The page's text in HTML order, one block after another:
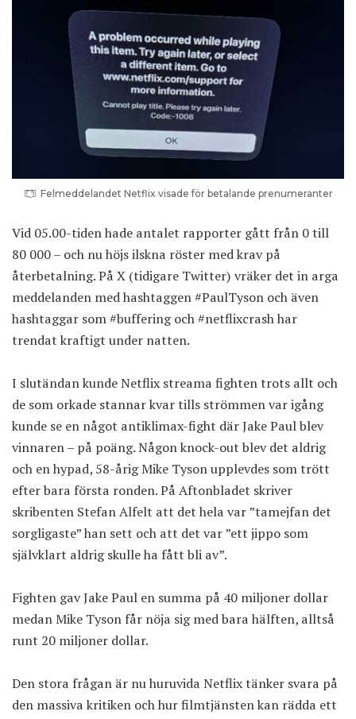
Felmeddelandet Netflix visade för betalande prenumeranter
Vid 05.00-tiden hade antalet rapporter gått från 0 till
80 000 – och nu höjs ilskna röster med krav på
återbetalning. På X (tidigare Twitter) vräker det in arga
meddelanden med hashtaggen #PaulTyson och även
hashtaggar som #buffering och #netflixcrash har
trendat kraftigt under natten.
I slutändan kunde Netflix streama fighten trots allt och
de som orkade stannar kvar tills strömmen var igång
kunde se en något antiklimax-fight där Jake Paul blev
vinnaren – på poäng. Någon knock-out blev det aldrig
och en hypad, 58-årig Mike Tyson upplevdes som trött
efter bara första ronden.På Aftonbladet skriver
skribenten Stefan Alfelt att det hela var ”tamejfan det
sorgligaste” han sett och att det var ”ett jippo som
självklart aldrig skulle ha fått bli av”.
Fighten gav Jake Paul en summa på 40 miljoner dollar
medan Mike Tyson får nöja sig med bara hälften, alltså
runt 20 miljoner dollar.
Den stora frågan är nu huruvida Netflix tänker svara på
den massiva kritiken och hur filmtjänsten kan rädda ett